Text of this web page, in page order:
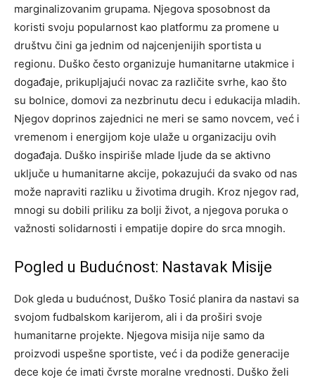
marginalizovanim grupama. Njegova sposobnost da
koristi svoju popularnost kao platformu za promene u
društvu čini ga jednim od najcenjenijih sportista u
regionu. Duško često organizuje humanitarne utakmice i
događaje, prikupljajući novac za različite svrhe, kao što
su bolnice, domovi za nezbrinutu decu i edukacija mladih.
Njegov doprinos zajednici ne meri se samo novcem, već i
vremenom i energijom koje ulaže u organizaciju ovih
događaja. Duško inspiriše mlade ljude da se aktivno
uključe u humanitarne akcije, pokazujući da svako od nas
može napraviti razliku u životima drugih. Kroz njegov rad,
mnogi su dobili priliku za bolji život, a njegova poruka o
važnosti solidarnosti i empatije dopire do srca mnogih.
Pogled u Budućnost: Nastavak Misije
Dok gleda u budućnost, Duško Tosić planira da nastavi sa
svojom fudbalskom karijerom, ali i da proširi svoje
humanitarne projekte. Njegova misija nije samo da
proizvodi uspešne sportiste, već i da podiže generacije
dece koje će imati čvrste moralne vrednosti. Duško želi